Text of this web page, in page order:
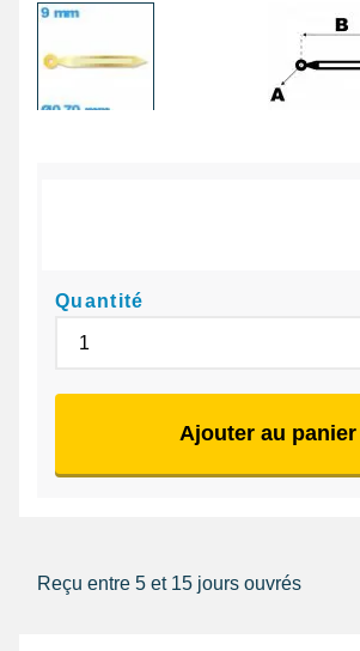
Quantité
Ajouter au panier
Reçu entre 5 et 15 jours ouvrés